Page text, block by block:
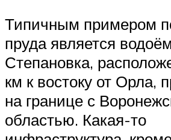
Типичным примером
пруда является
Степановка,
км к востоку от Орла,
на границе с
областью. Какая-то